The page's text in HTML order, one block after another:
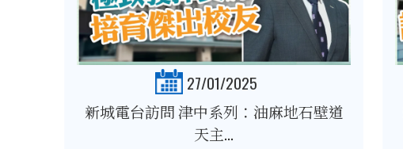
27/01/2025
新城電台訪問 津中系列：油麻地石壁道
天主...